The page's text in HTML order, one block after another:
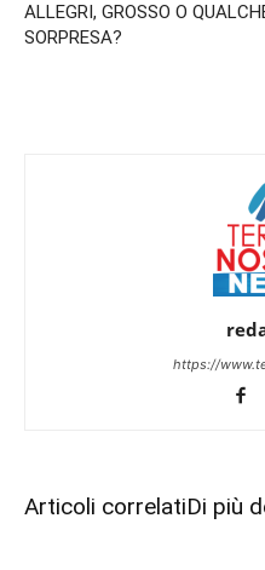
ALLEGRI, GROSSO O
SORPRESA?
https://
Articoli correlatiDi più